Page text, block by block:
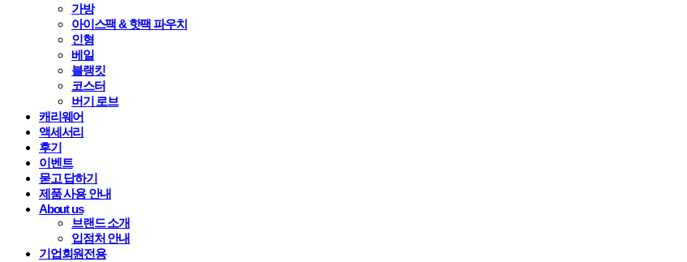
가방
아이스팩 & 핫팩 파우치
인형
베일
블랭킷
코스터
버기 로브
캐리웨어
액세서리
후기
이벤트
묻고 답하기
제품 사용 안내
About us
브랜드 소개
입점처 안내
기업회원전용